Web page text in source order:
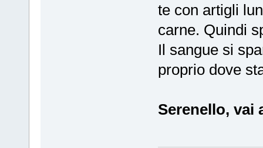
te con artigli
carne. Quindi
Il sangue si
proprio dove
Serenello, vai